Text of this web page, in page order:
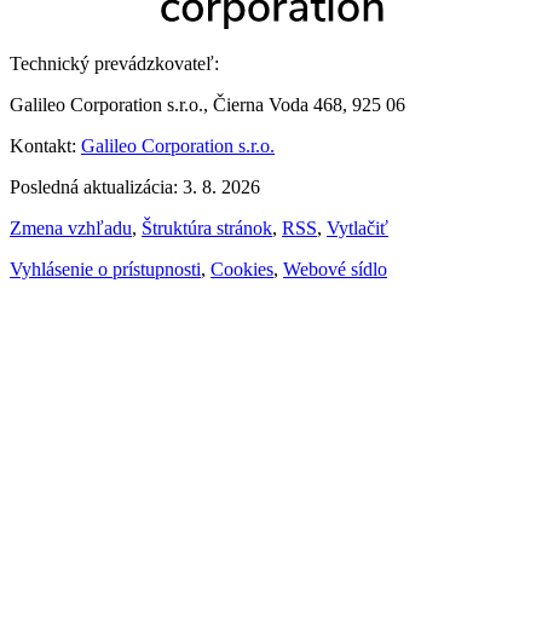
Technický prevádzkovateľ:
Galileo Corporation s.r.o., Čierna Voda 468, 925 06
Kontakt: Galileo Corporation s.r.o.
Posledná aktualizácia: 3. 8. 2026
Zmena vzhľadu, Štruktúra stránok, RSS, Vytlačiť
Vyhlásenie o prístupnosti, Cookies, Webové sídlo